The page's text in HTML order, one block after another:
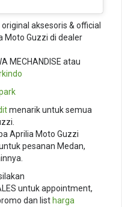
aksesoris & official
Moto Guzzi di dealer
MECHANDISE atau
menarik untuk semua
Aprilia Moto Guzzi
pesanan Medan,
untuk appointment,
dan list harga